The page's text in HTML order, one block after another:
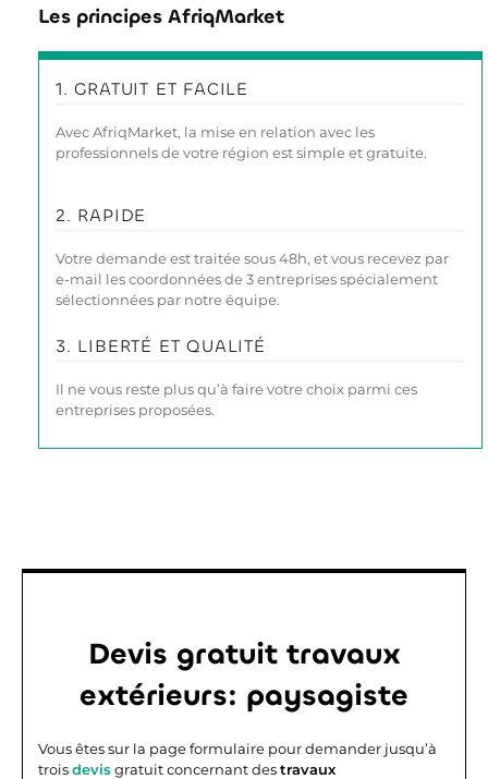
Les principes AfriqMarket
1. GRATUIT ET FACILE
Avec AfriqMarket, la mise en relation avec les
professionnels de votre région est simple et gratuite.
2. RAPIDE
Votre demande est traitée sous 48h, et vous recevez par
e-mail les coordonnées de 3 entreprises spécialement
sélectionnées par notre équipe.
3. LIBERTÉ ET QUALITÉ
Il ne vous reste plus qu’à faire votre choix parmi ces
entreprises proposées.
Devis gratuit travaux
extérieurs: paysagiste
Vous êtes sur la page formulaire pour demander jusqu’à
troisdevisgratuit concernant destravaux